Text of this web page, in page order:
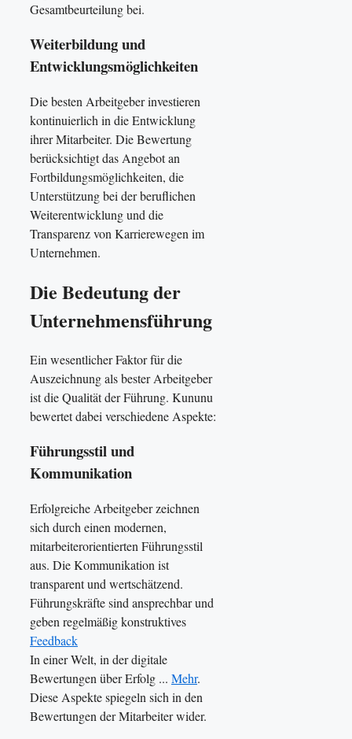
Gesamtbeurteilung bei.
Weiterbildung und
Entwicklungsmöglichkeiten
Die besten Arbeitgeber investieren
kontinuierlich in die Entwicklung
ihrer Mitarbeiter. Die Bewertung
berücksichtigt das Angebot an
Fortbildungsmöglichkeiten, die
Unterstützung bei der beruflichen
Weiterentwicklung und die
Transparenz von Karrierewegen im
Unternehmen.
Die Bedeutung der
Unternehmensführung
Ein wesentlicher Faktor für die
Auszeichnung als bester Arbeitgeber
ist die Qualität der Führung. Kununu
bewertet dabei verschiedene Aspekte:
Führungsstil und
Kommunikation
Erfolgreiche Arbeitgeber zeichnen
sich durch einen modernen,
mitarbeiterorientierten Führungsstil
aus. Die Kommunikation ist
transparent und wertschätzend.
Führungskräfte sind ansprechbar und
geben regelmäßig konstruktives
Feedback
In einer Welt, in der digitale
Bewertungen über Erfolg ... Mehr.
Diese Aspekte spiegeln sich in den
Bewertungen der Mitarbeiter wider.